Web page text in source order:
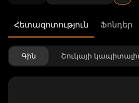
Հետազոտություն Ֆոնդեր
Գին Շուկայի